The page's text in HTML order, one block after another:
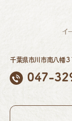
千葉県市川市南八幡３
047-